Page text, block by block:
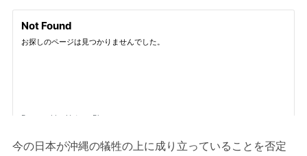
今の日本が沖縄の犠牲の上に成り立っていることを否定